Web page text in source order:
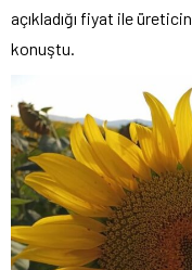
açıkladığı fiyat ile
konuştu.